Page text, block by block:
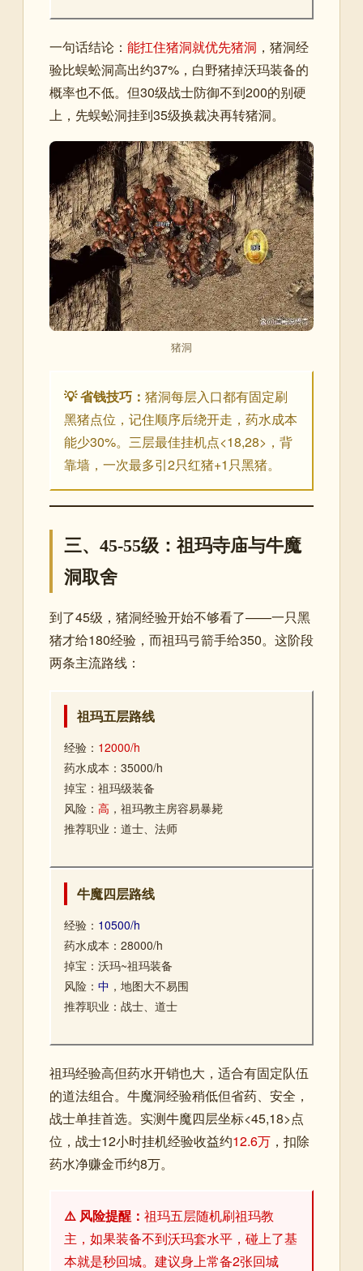
一句话结论： 能扛住猪洞就优先猪洞 ，猪洞经
验比蜈蚣洞高出约37%，白野猪掉沃玛装备的
概率也不低。但30级战士防御不到200的别硬
上，先蜈蚣洞挂到35级换裁决再转猪洞。
猪洞
💡 省钱技巧： 猪洞每层入口都有固定刷
黑猪点位，记住顺序后绕开走，药水成本
能少30%。三层最佳挂机点<18,28>，背
靠墙，一次最多引2只红猪+1只黑猪。
三、45-55级：祖玛寺庙与牛魔
洞取舍
到了45级，猪洞经验开始不够看了——一只黑
猪才给180经验，而祖玛弓箭手给350。这阶段
两条主流路线：
祖玛五层路线
经验： 12000/h
药水成本：35000/h
掉宝：祖玛级装备
风险： 高 ，祖玛教主房容易暴毙
推荐职业：道士、法师
牛魔四层路线
经验： 10500/h
药水成本：28000/h
掉宝：沃玛~祖玛装备
风险： 中 ，地图大不易围
推荐职业：战士、道士
祖玛经验高但药水开销也大，适合有固定队伍
的道法组合。牛魔洞经验稍低但省药、安全，
战士单挂首选。实测牛魔四层坐标<45,18>点
位，战士12小时挂机经验收益约12.6万 ，扣除
药水净赚金币约8万。
⚠️ 风险提醒： 祖玛五层随机刷祖玛教
主，如果装备不到沃玛套水平，碰上了基
本就是秒回城。建议身上常备2张回城